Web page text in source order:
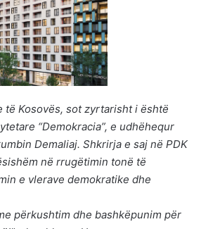
të Kosovës, sot zyrtarisht i është
“Demokracia”, e udhëhequr
Demaliaj. Shkrirja e saj në PDK
në rrugëtimin tonë të
e vlerave demokratike dhe
përkushtim dhe bashkëpunim për